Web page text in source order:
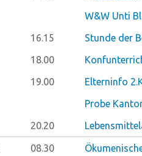
W&W Unti
16.15
Stunde der
18.00
19.00
Elterninfo
Probe
20.20
08.30